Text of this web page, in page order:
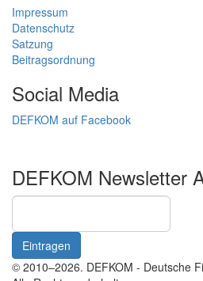
Impressum
Datenschutz
Satzung
Beitragsordnung
Social Media
DEFKOM auf Facebook
DEFKOM Newsletter
© 2010–2026. DEFKOM - Deutsche